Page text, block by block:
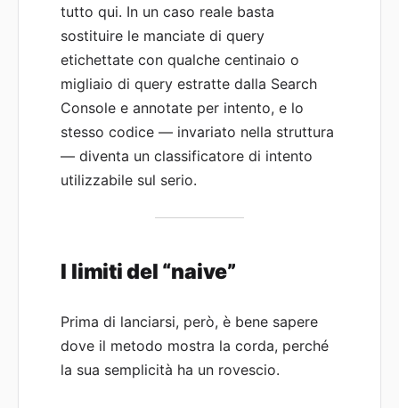
tutto qui. In un caso reale basta
sostituire le manciate di query
etichettate con qualche centinaio o
migliaio di query estratte dalla Search
Console e annotate per intento, e lo
stesso codice — invariato nella struttura
— diventa un classificatore di intento
utilizzabile sul serio.
I limiti del “naive”
Prima di lanciarsi, però, è bene sapere
dove il metodo mostra la corda, perché
la sua semplicità ha un rovescio.